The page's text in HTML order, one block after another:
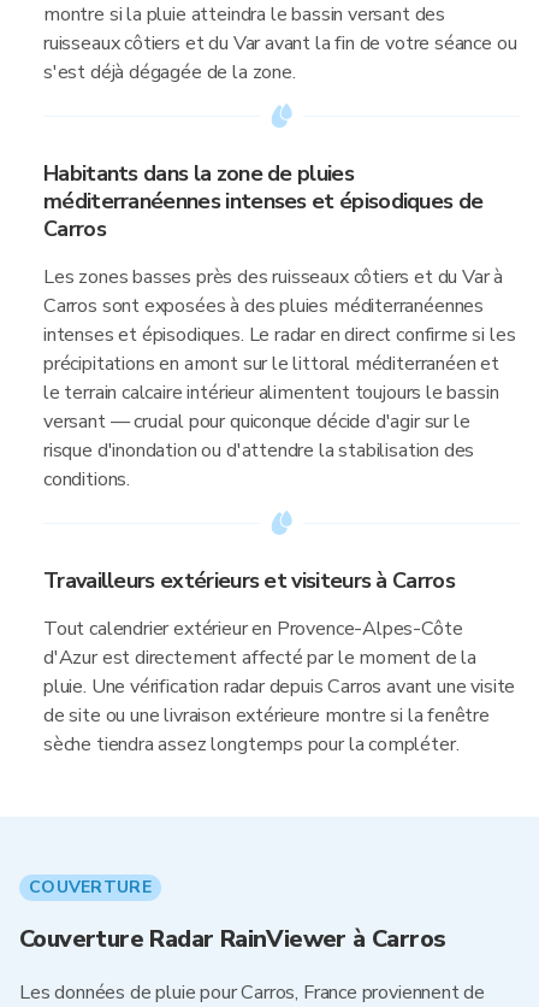
montre si la pluie atteindra le bassin versant des
ruisseaux côtiers et du Var avant la fin de votre séance ou
s'est déjà dégagée de la zone.
Habitants dans la zone de pluies
méditerranéennes intenses et épisodiques de
Carros
Les zones basses près des ruisseaux côtiers et du Var à
Carros sont exposées à des pluies méditerranéennes
intenses et épisodiques. Le radar en direct confirme si les
précipitations en amont sur le littoral méditerranéen et
le terrain calcaire intérieur alimentent toujours le bassin
versant — crucial pour quiconque décide d'agir sur le
risque d'inondation ou d'attendre la stabilisation des
conditions.
Travailleurs extérieurs et visiteurs à Carros
Tout calendrier extérieur en Provence-Alpes-Côte
d'Azur est directement affecté par le moment de la
pluie. Une vérification radar depuis Carros avant une visite
de site ou une livraison extérieure montre si la fenêtre
sèche tiendra assez longtemps pour la compléter.
COUVERTURE
Couverture Radar RainViewer à Carros
Les données de pluie pour Carros, France proviennent de